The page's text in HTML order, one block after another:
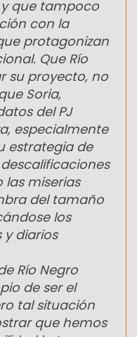
y que tampoco
con la
protagonizan
Que Río
su proyecto, no
Soria,
del PJ
especialmente
estrategia de
miserias
del tamaño
los
y diarios
Río Negro
de ser el
tal situación
que hemos